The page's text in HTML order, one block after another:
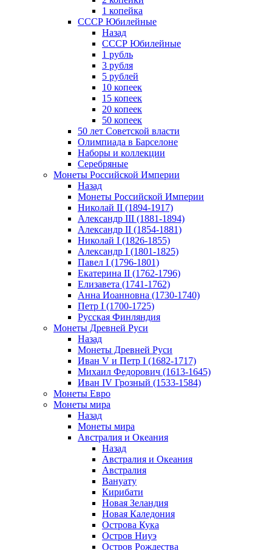
1 копейка
СССР Юбилейные
Назад
СССР Юбилейные
1 рубль
3 рубля
5 рублей
10 копеек
15 копеек
20 копеек
50 копеек
50 лет Советской власти
Олимпиада в Барселоне
Наборы и коллекции
Серебряные
Монеты Российской Империи
Назад
Монеты Российской Империи
Николай II (1894-1917)
Александр III (1881-1894)
Александр II (1854-1881)
Николай I (1826-1855)
Александр I (1801-1825)
Павел I (1796-1801)
Екатерина II (1762-1796)
Елизавета (1741-1762)
Анна Иоанновна (1730-1740)
Петр I (1700-1725)
Русская Финляндия
Монеты Древней Руси
Назад
Монеты Древней Руси
Иван V и Петр I (1682-1717)
Михаил Федорович (1613-1645)
Иван IV Грозный (1533-1584)
Монеты Евро
Монеты мира
Назад
Монеты мира
Австралия и Океания
Назад
Австралия и Океания
Австралия
Вануату
Кирибати
Новая Зеландия
Новая Каледония
Острова Кука
Остров Ниуэ
Остров Рождества